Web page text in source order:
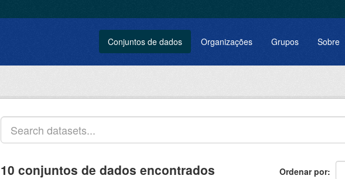
Conjuntos de dados Organizações Grupos Sobre
Ordenar por
10 conjuntos de dados encontrados